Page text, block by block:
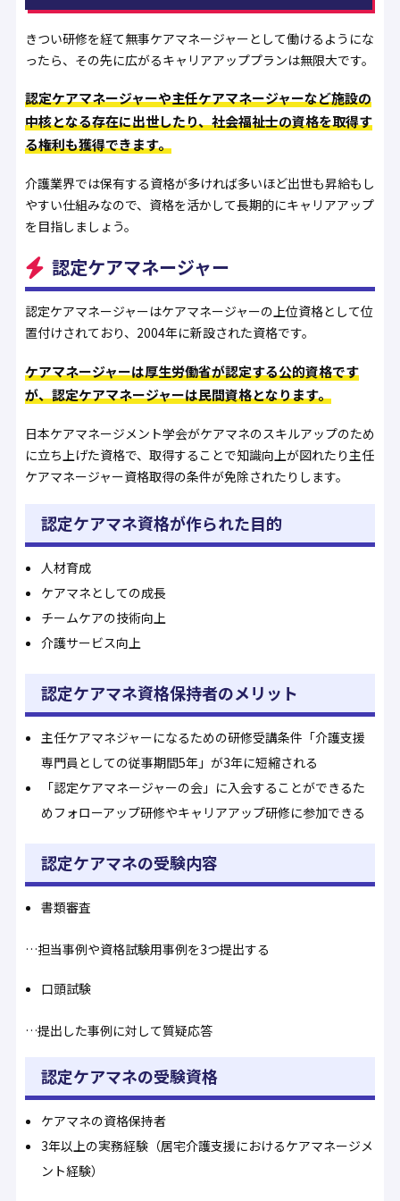
きつい研修を経て無事ケアマネージャーとして働けるようにな
ったら、その先に広がるキャリアアッププランは無限大です。
認定ケアマネージャーや主任ケアマネージャーなど施設の
中核となる存在に出世したり、社会福祉士の資格を取得す
る権利も獲得できます。
介護業界では保有する資格が多ければ多いほど出世も昇給もし
やすい仕組みなので、資格を活かして長期的にキャリアアップ
を目指しましょう。
認定ケアマネージャー
認定ケアマネージャーはケアマネージャーの上位資格として位
置付けされており、2004年に新設された資格です。
ケアマネージャーは厚生労働省が認定する公的資格です
が、認定ケアマネージャーは民間資格となります。
日本ケアマネージメント学会がケアマネのスキルアップのため
に立ち上げた資格で、取得することで知識向上が図れたり主任
ケアマネージャー資格取得の条件が免除されたりします。
認定ケアマネ資格が作られた目的
人材育成
ケアマネとしての成長
チームケアの技術向上
介護サービス向上
認定ケアマネ資格保持者のメリット
主任ケアマネジャーになるための研修受講条件「介護支援
専門員としての従事期間5年」が3年に短縮される
「認定ケアマネージャーの会」に入会することができるた
めフォローアップ研修やキャリアアップ研修に参加できる
認定ケアマネの受験内容
書類審査
…担当事例や資格試験用事例を3つ提出する
口頭試験
…提出した事例に対して質疑応答
認定ケアマネの受験資格
ケアマネの資格保持者
3年以上の実務経験（居宅介護支援におけるケアマネージメ
ント経験）